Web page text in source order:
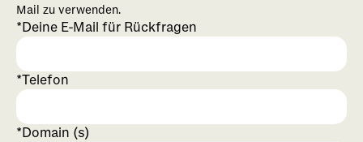
Mail zu verwenden.
Deine E-Mail für Rückfragen
Telefon
Domain (s)